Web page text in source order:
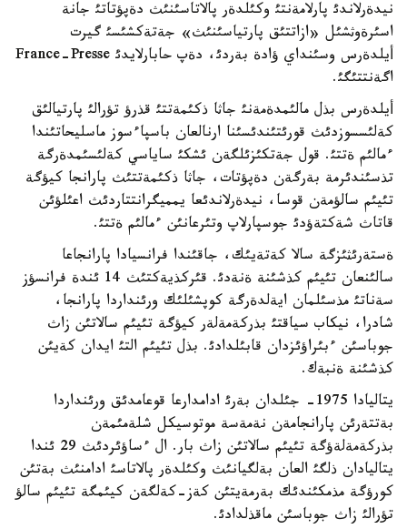
نيدةرلاندئ پارلامةنتئ وكئلدةر پالاتاسئنئث دةپؤتاتئ جانة
اسئرةوثشئل «ازاتتئق پارتياسئنئث» جةتةكشئسئ گيرت
أيلدةرس وسئنداي ؤادة بةردئ، دةپ حابارلايدئ France-Presse
اگةنتتئگئ.
أيلدةرس بذل مالئمدةمةنئ جاثا ذكئمةتتئ قذرؤ تؤرالئ پارتيالئق
كةلئسسوزدئث قورئتئندئسئنا ارنالعان باسپاءسوز ماسليحاتئندا
ءمالئم ةتتئ. قول جةتكئزئلگةن ئشكئ ساياسي كةلئسئمدةرگة
تذسئندئرمة بةرگةن دةپؤتات، جاثا ذكئمةتتئث پارانجا كيؤگة
تئيئم سالؤمةن قوسا، نيدةرلاندئعا يمميگرانتتاردئث اعئلؤئن
قاتاث شةكتةؤدئ جوسپارلاپ وتئرعانئن ءمالئم ةتتئ.
ةستةرئثئزگة سالا كةتةيئك، جاقئندا فرانسيادا پارانجاعا
سالئنعان تئيئم كذشئنة ةنةدئ. قئركذيةكتئث 14 ئندة فرانسؤز
سةناتئ مذسئلمان ايةلدةرگة كوپشئلئك ورئنداردا پارانجا،
شادرا، نيكاب سياقتئ بذركةمةلةر كيؤگة تئيئم سالاتئن زاث
جوباسئن ءبئراؤئزدان قابئلدادئ. بذل تئيئم التئ ايدان كةيئن
كذشئنة ةنبةك.
يتاليادا 1975- جئلدان بةرئ ادامدارعا قوعامدئق ورئنداردا
بةتتةرئن پارانجامةن نةمةسة موتوسيكل شلةمئمةن
بذركةمةلةؤگة تئيئم سالاتئن زاث بار. ال ءساؤئردئث 29 ئندا
يتاليادان ذلگئ العان بةلگيانئث وكئلدةر پالاتاسئ ادامنئث بةتئن
كورؤگة مذمكئندئك بةرمةيتئن كةز-كةلگةن كيئمگة تئيئم سالؤ
تؤرالئ زاث جوباسئن ماقذلدادئ.